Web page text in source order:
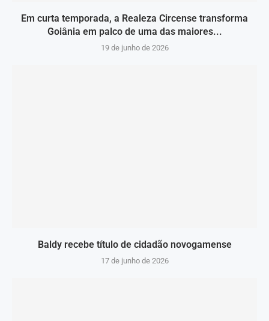
Em curta temporada, a Realeza Circense transforma
Goiânia em palco de uma das maiores...
19 de junho de 2026
Baldy recebe título de cidadão novogamense
17 de junho de 2026